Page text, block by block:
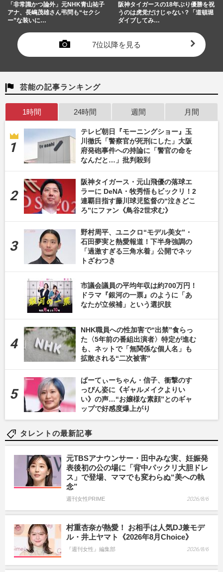
「非常識かつ論外」元NHK青山祐子
アナ、長嶋茂雄さん弔問も“セクシ
ー”な装いに…
阪神タイガースの18年ぶり優勝を祝
うのは虎党だけじゃない？「道頓堀
ダイブしてみ…
7位以降を見る
芸能の記事ランキング
1時間 24時間 週間 月間
テレビ朝日『モーニングショー』玉
川徹氏「警察官が死刑にした」大阪
府発砲事件への持論に「警官の命を
なんだと…」批判殺到
阪神タイガース・元山飛優の落球エ
ラーに DeNA・牧秀悟もビックリ！2
連覇目指す藤川球児監督の“泣きどこ
ろ”にファン《鳥谷2世求む》
野村周平、ユニクロ“モデル美女”・
石田夢実と熱愛報道！下半身強調の
「過激すぎる三角水着」公開でネッ
トざわつき
市議会議員の平均年収は約700万円！
ドラマ『銀河の一票』のように「あ
なたが立候補」という選択肢
NHK職員への性加害で“出禁”食らっ
た〈5年前の番組出演者〉特定が進む
も、ネットで「無関係な個人名」も
拡散される“二次被害”
ぱーてぃーちゃん・信子、衝撃のす
っぴん姿に《ギャルメイクよりい
い》の声…“お嬢様な素顔”とのギャ
ップで好感度爆上がり
タレントの最新記事
元TBSアナウンサー・田中みな実、妊娠発
表後初の公の場に「背中パックリ大胆ドレ
ス」で登場、ママでも変わらぬ“美への執
念”
週刊女性PRIME 2026/8/6
村重杏奈が熱愛！ お相手は人気DJ兼モデ
ル・井上ヤマト《2026年8月Choice》
『週刊女性』編集部 2026/8/6